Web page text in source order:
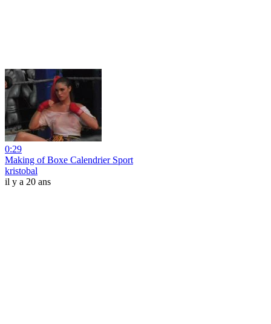
0:29
Making of Boxe Calendrier Sport
kristobal
il y a 20 ans